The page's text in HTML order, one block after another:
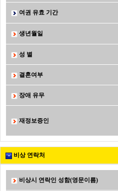
여권 유효 기간
생년월일
성 별
결혼여부
장애 유무
재정보증인
비상 연락처
비상시 연락인 성함(영문이름)